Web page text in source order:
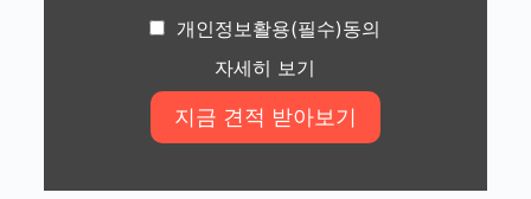
개인정보활용(필수)동의
자세히 보기